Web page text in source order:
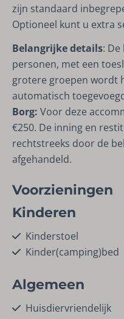
zijn standaard
Optioneel kunt u extra
Belangrijke details:
personen, met een
grotere groepen wordt
automatisch
Borg: Voor deze
€250. De inning en
rechtstreeks door de
afgehandeld.
Voorzieningen
Kinderen
Kinderstoel
Kinder(camping)bed
Algemeen
Huisdiervriendelijk